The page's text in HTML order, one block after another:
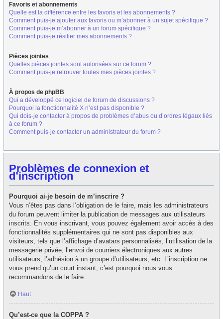
Favoris et abonnements
Quelle est la différence entre les favoris et les abonnements ?
Comment puis-je ajouter aux favoris ou m’abonner à un sujet spécifique ?
Comment puis-je m’abonner à un forum spécifique ?
Comment puis-je résilier mes abonnements ?
Pièces jointes
Quelles pièces jointes sont autorisées sur ce forum ?
Comment puis-je retrouver toutes mes pièces jointes ?
À propos de phpBB
Qui a développé ce logiciel de forum de discussions ?
Pourquoi la fonctionnalité X n’est pas disponible ?
Qui dois-je contacter à propos de problèmes d’abus ou d’ordres légaux liés
à ce forum ?
Comment puis-je contacter un administrateur du forum ?
Problèmes de connexion et
d’inscription
Pourquoi ai-je besoin de m’inscrire ?
Vous n’êtes pas dans l’obligation de le faire, mais les administrateurs
du forum peuvent limiter la publication de messages aux utilisateurs
inscrits. En vous inscrivant, vous pouvez également avoir accès à des
fonctionnalités supplémentaires qui ne sont pas disponibles aux
visiteurs, tels que l’affichage d’avatars personnalisés, l’utilisation de la
messagerie privée, l’envoi de courriers électroniques aux autres
utilisateurs, l’adhésion à un groupe d’utilisateurs, etc. L’inscription ne
vous prend qu’un court instant, c’est pourquoi nous vous
recommandons de le faire.
Haut
Qu’est-ce que la COPPA ?